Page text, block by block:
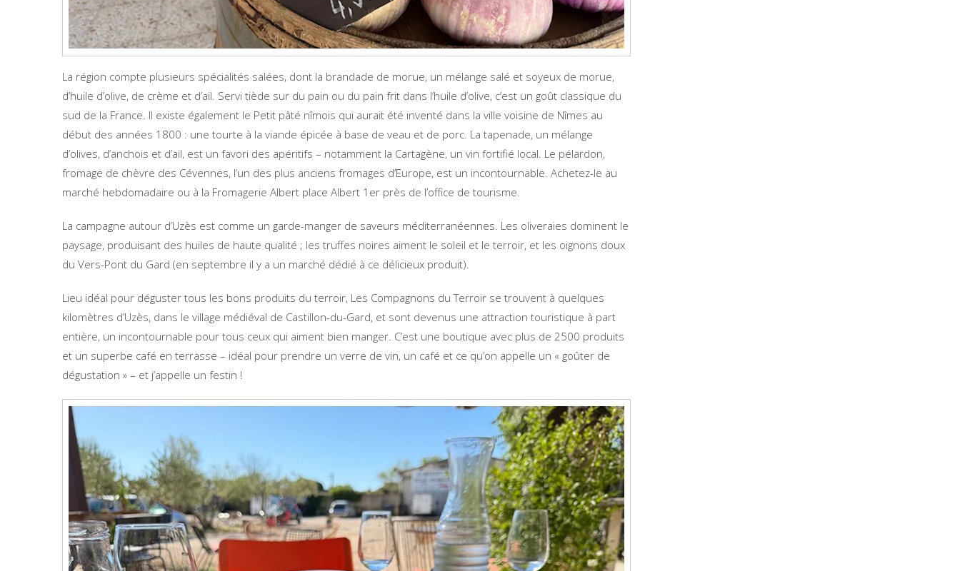
La région compte plusieurs spécialités salées, dont la brandade de morue, un mélange salé et soyeux de morue,
d’huile d’olive, de crème et d’ail. Servi tiède sur du pain ou du pain frit dans l’huile d’olive, c’est un goût classique du
sud de la France. Il existe également le Petit pâté nîmois qui aurait été inventé dans la ville voisine de Nîmes au
début des années 1800 : une tourte à la viande épicée à base de veau et de porc. La tapenade, un mélange
d’olives, d’anchois et d’ail, est un favori des apéritifs – notamment la Cartagène, un vin fortifié local. Le pélardon,
fromage de chèvre des Cévennes, l’un des plus anciens fromages d’Europe, est un incontournable. Achetez-le au
marché hebdomadaire ou à la Fromagerie Albert place Albert 1er près de l’office de tourisme.
La campagne autour d’Uzès est comme un garde-manger de saveurs méditerranéennes. Les oliveraies dominent le
paysage, produisant des huiles de haute qualité ; les truffes noires aiment le soleil et le terroir, et les oignons doux
du Vers-Pont du Gard (en septembre il y a un marché dédié à ce délicieux produit).
Lieu idéal pour déguster tous les bons produits du terroir, Les Compagnons du Terroir se trouvent à quelques
kilomètres d’Uzès, dans le village médiéval de Castillon-du-Gard, et sont devenus une attraction touristique à part
entière, un incontournable pour tous ceux qui aiment bien manger. C’est une boutique avec plus de 2500 produits
et un superbe café en terrasse – idéal pour prendre un verre de vin, un café et ce qu’on appelle un « goûter de
dégustation » – et j’appelle un festin !